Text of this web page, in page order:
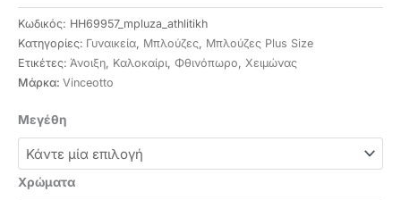
Κωδικός: HH69957_mpluza_athlitikh
Κατηγορίες: Γυναικεία Μπλούζες Μπλούζες Plus Size
Ετικέτες: Άνοιξη Καλοκαίρι Φθινόπωρο
Χειμώνας
Μάρκα: Vinceotto
Μεγέθη
Χρώματα
Μπλουζα
σε
αθλητικο
στυλ